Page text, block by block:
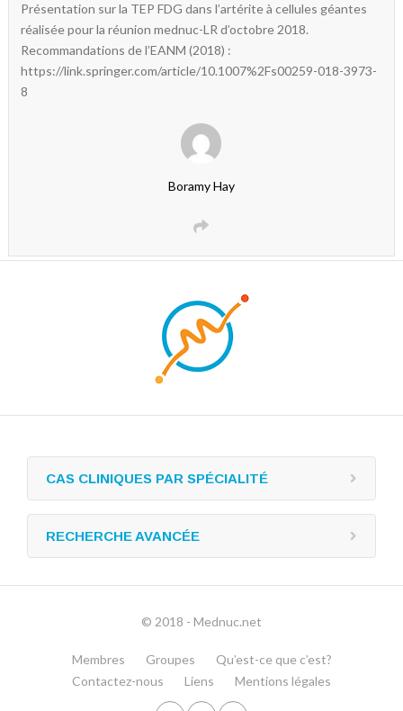
Présentation sur la TEP FDG dans l’artérite à cellules géantes
réalisée pour la réunion mednuc-LR d’octobre 2018.
Recommandations de l’EANM (2018) :
https://link.springer.com/article/10.1007%2Fs00259-018-3973-
8
Boramy Hay
CAS CLINIQUES PAR SPÉCIALITÉ
RECHERCHE AVANCÉE
© 2018 - Mednuc.net
Membres Groupes
Qu’est-ce que c’est?
Contactez-nous
Liens Mentions légales